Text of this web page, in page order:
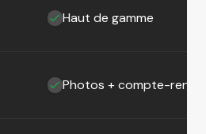
Haut de gamme
Photos + compte-rendu